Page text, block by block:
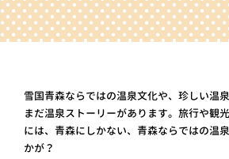
雪国青森ならではの温泉文化や、珍しい温
まだ温泉ストーリーがあります。旅行や観
には、青森にしかない、青森ならではの温
かが？